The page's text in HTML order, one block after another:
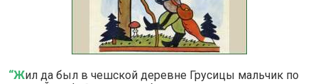
“Жил да был в чешской деревне Грусицы мальчик по